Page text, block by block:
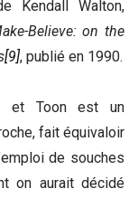
Kendall Walton,
Believe: on the
[9], publié en 1990.
et Toon est un
fait équivaloir
de souches
on aurait décidé